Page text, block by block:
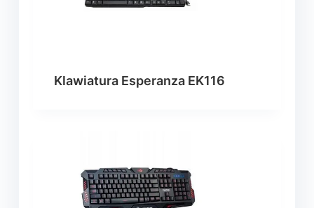
Klawiatura Esperanza EK116